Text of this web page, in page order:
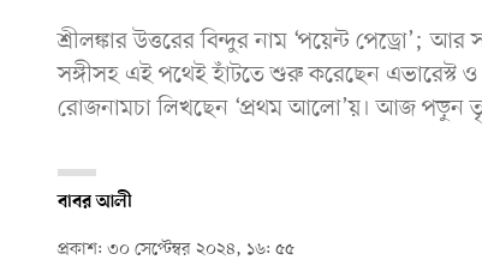
শ্রীলঙ্কার উত্তরের বিন্দুর নাম ‘পয়েন্ট পেড্রো’; আর
সঙ্গীসহ এই পথেই হাঁটতে শুরু করেছেন এভারেস্ট
রোজনামচা লিখছেন ‘প্রথম আলো’য়। আজ পড়ুন
বাবর আলী
প্রকাশ: ৩০ সেপ্টেম্বর ২০২৪, ১৬: ৫৫